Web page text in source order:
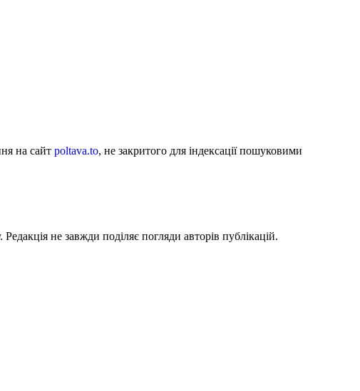
на сайт poltava.to, не закритого для індексації пошуковими
не завжди поділяє погляди авторів публікацій.